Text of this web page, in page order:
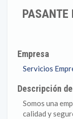
PASANTE
Empresa
Servicios
Descripción
Somos una
calidad y